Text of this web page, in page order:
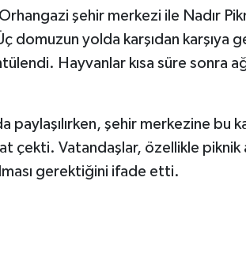
şehir merkezi ile Nadır
domuzun yolda karşıdan karşıya
Hayvanlar kısa süre sonra
paylaşılırken, şehir merkezine bu
çekti. Vatandaşlar, özellikle piknik
gerektiğini ifade etti.